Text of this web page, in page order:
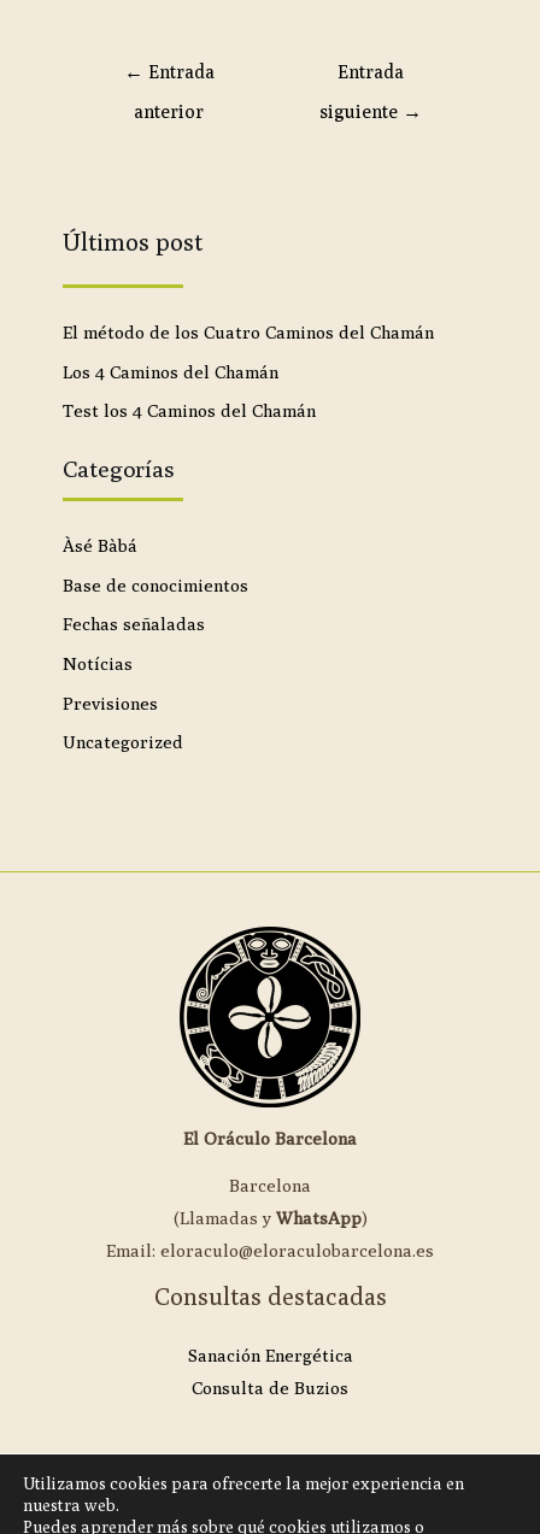
← Entrada
anterior
Entrada
siguiente →
Últimos post
El método de los Cuatro Caminos del Chamán
Los 4 Caminos del Chamán
Test los 4 Caminos del Chamán
Categorías
Àsé Bàbá
Base de conocimientos
Fechas señaladas
Notícias
Previsiones
Uncategorized
El Oráculo Barcelona
Barcelona
(Llamadas y WhatsApp)
Email: eloraculo@eloraculobarcelona.es
Consultas destacadas
Sanación Energética
Consulta de Buzios
Copyright © 2026 | El Oráculo Barcelona
Utilizamos cookies para ofrecerte la mejor experiencia en
nuestra web.
Puedes aprender más sobre qué cookies utilizamos o